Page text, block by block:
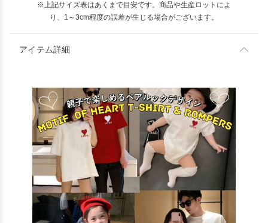
※上記サイズ表はあくまで目安です。商品や生産ロットによ
り、1～3cm程度の誤差が生じる場合がございます。
アイテム詳細